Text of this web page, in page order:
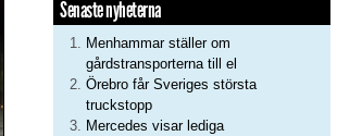
Senaste nyheterna
Menhammar ställer om
gårdstransporterna till el
Örebro får Sveriges största
truckstopp
Mercedes visar lediga